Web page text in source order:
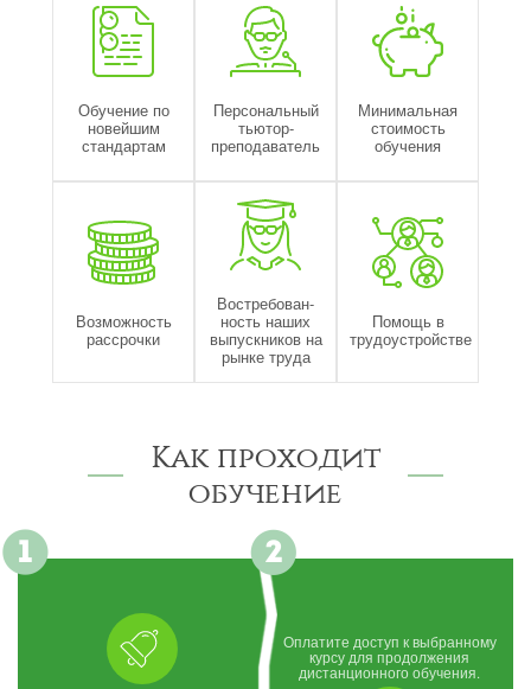
Обучение по
новейшим
стандартам
Персональный
тьютор-
преподаватель
Минимальная
стоимость
обучения
Возможность
рассрочки
Востребован-
ность наших
выпускников на
рынке труда
Помощь в
трудоустройстве
Как проходит
обучение
Оплатите доступ к выбранному
курсу для продолжения
дистанционного обучения.